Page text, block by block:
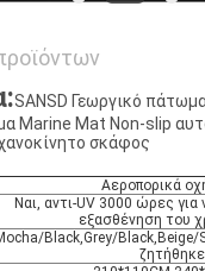
SANSD Γεωργικό
Marine Mat Non-slip
σκάφος
Αεροπορικά
Ναι, αντι-UV 3000 ώρες
εξασθένηση του
Black,Grey/
ζητήθηκε